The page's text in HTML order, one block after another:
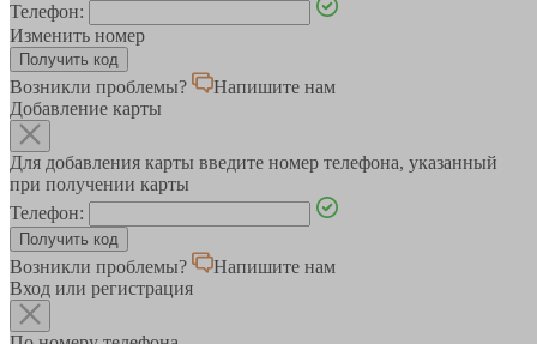
Телефон:
Изменить номер
Возникли проблемы?
Напишите нам
Добавление карты
Для добавления карты введите номер телефона, указанный
при получении карты
Телефон:
Возникли проблемы?
Напишите нам
Вход или регистрация